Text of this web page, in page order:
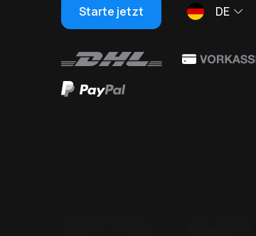
Starte jetzt DE